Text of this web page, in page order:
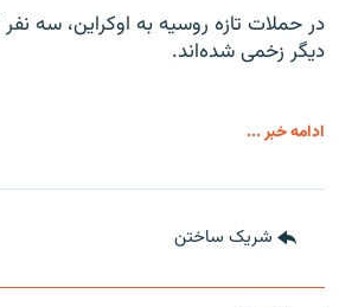
در حملات تازه روسیه به اوکراین، سه
دیگر زخمی شده‌اند.
ادامه خبر ...
شریک ساختن